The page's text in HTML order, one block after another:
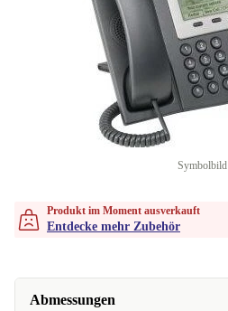
Symbolbild
Produkt im Moment ausverkauft
Entdecke mehr Zubehör
Abmessungen